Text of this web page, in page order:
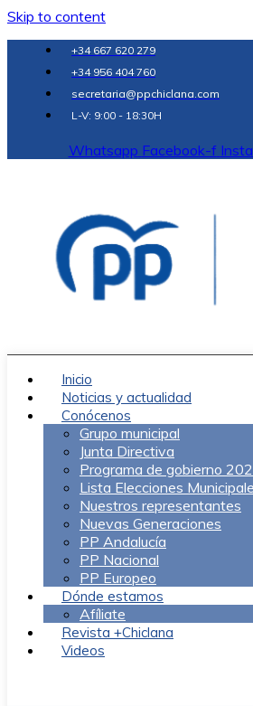
Skip to content
+34 667 620 279
+34 956 404 760
secretaria@ppchiclana.com
L-V: 9:00 - 18:30H
Whatsapp Facebook-f
Inicio
Noticias y actualidad
Conócenos
Grupo municipal
Junta Directiva
Programa de gobierno
Lista Elecciones
Nuestros representantes
Nuevas Generaciones
PP Andalucía
PP Nacional
PP Europeo
Dónde estamos
Afíliate
Revista +Chiclana
Videos